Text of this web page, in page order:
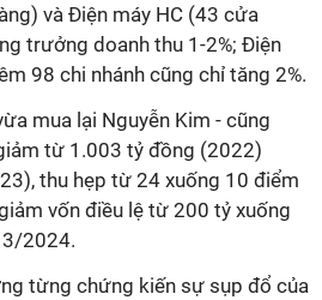
và Điện máy HC (43 cửa
trưởng doanh thu 1-2%; Điện
98 chi nhánh cũng chỉ tăng 2%.
mua lại Nguyễn Kim - cũng
từ 1.003 tỷ đồng (2022)
thu hẹp từ 24 xuống 10 điểm
vốn điều lệ từ 200 tỷ xuống
3/2024.
từng chứng kiến sự sụp đổ của